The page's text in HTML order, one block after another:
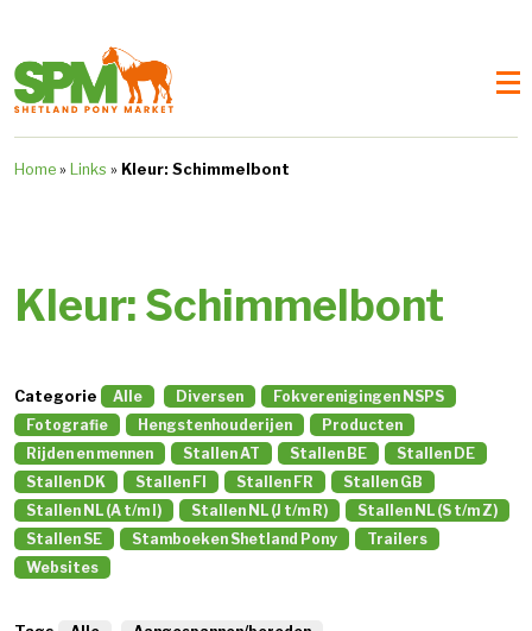
Home » Links » Kleur: Schimmelbont
Kleur: Schimmelbont
Categorie Alle Diversen
Fokverenigingen NSPS
Fotografie
Hengstenhouderijen
Producten
Rijden en mennen
Stallen AT Stallen BE
Stallen DE
Stallen DK
Stallen FI Stallen FR
Stallen GB
Stallen NL (A t/m I)
Stallen NL (J t/m R)
Stallen NL (S t/m Z)
Stallen SE
Stamboeken Shetland Pony
Trailers
Websites